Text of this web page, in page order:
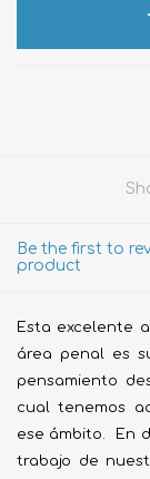
Be the first to
product
Esta excelente
área penal es
pensamiento
cual tenemos
ese ámbito. En
trabajo de